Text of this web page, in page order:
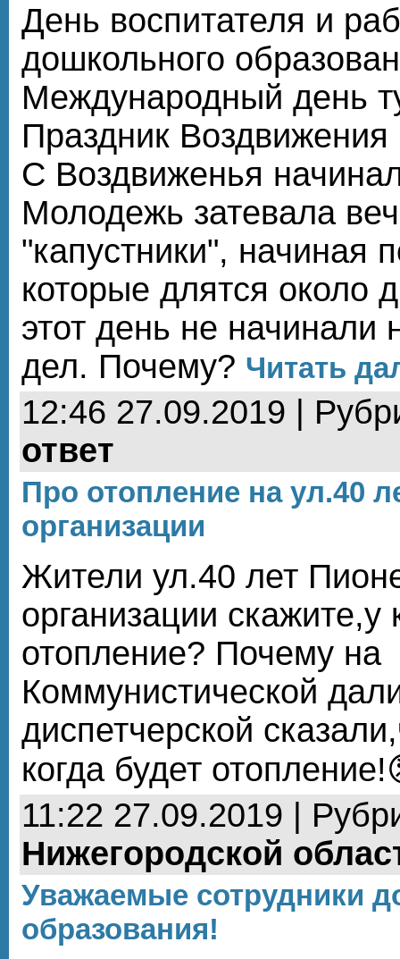
День воспитателя и
дошкольного
Международный день
Праздник Воздвижения
С Воздвиженья
Молодежь затевала
"капустники", начиная
которые длятся около
этот день не начинали
дел. Почему? Читать
12:46 27.09.2019 |
ответ
Про отопление на ул.40
организации
Жители ул.40 лет
организации скажите,у
отопление? Почему на
Коммунистической
диспетчерской
когда будет
11:22 27.09.2019 |
Нижегородской
Уважаемые сотрудники
образования!